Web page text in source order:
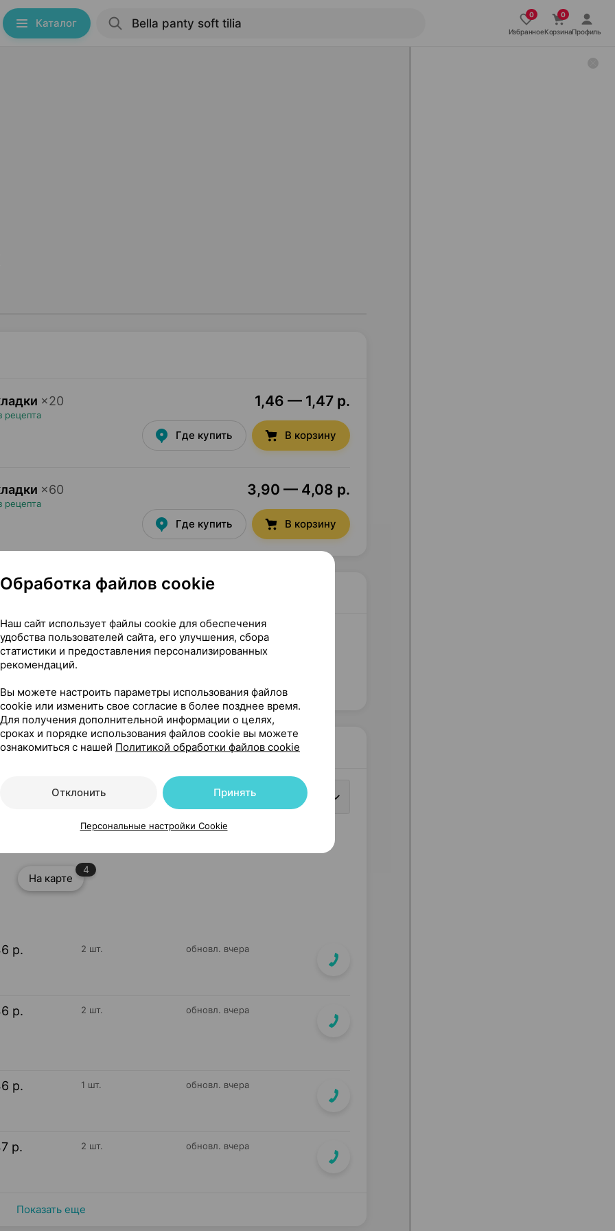
Каталог
ИзбранноеКорзинаПрофиль
×20
рецепта
1,46 — 1,47 р.
Где купить В корзину
×60
рецепта
3,90 — 4,08 р.
Где купить В корзину
Белла Россия
Белла Россия
На карте
4
р. 2 шт. обновл. вчера
р. 2 шт. обновл. вчера
р. 1 шт. обновл. вчера
р. 2 шт. обновл. вчера
Показать еще
Обработка файлов cookie
Наш сайт использует файлы cookie для обеспечения
удобства пользователей сайта, его улучшения, сбора
статистики и предоставления персонализированных
рекомендаций.
Вы можете настроить параметры использования файлов
cookie или изменить свое согласие в более позднее время.
Для получения дополнительной информации о целях,
сроках и порядке использования файлов cookie вы можете
ознакомиться с нашей Политикой обработки файлов cookie
Отклонить Принять
Персональные настройки Cookie